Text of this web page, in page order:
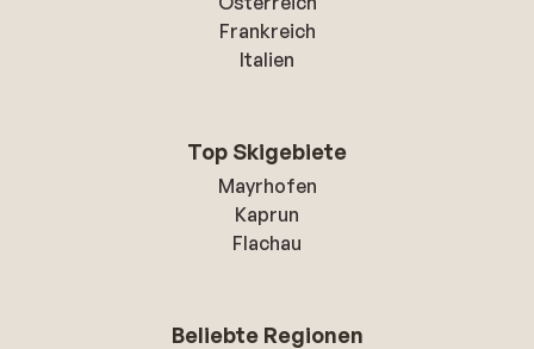
Frankreich
Italien
Top Skigebiete
Mayrhofen
Kaprun
Flachau
Beliebte Regionen